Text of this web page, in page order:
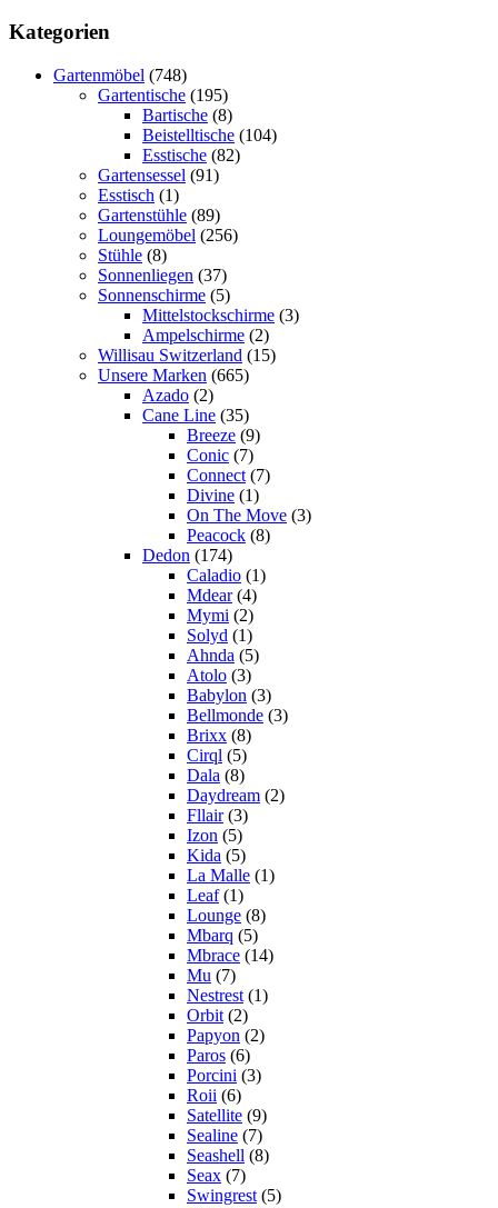
Kategorien
Gartenmöbel (748)
Gartentische (195)
Bartische (8)
Beistelltische (104)
Esstische (82)
Gartensessel (91)
Esstisch (1)
Gartenstühle (89)
Loungemöbel (256)
Stühle (8)
Sonnenliegen (37)
Sonnenschirme (5)
Mittelstockschirme (3)
Ampelschirme (2)
Willisau Switzerland (15)
Unsere Marken (665)
Azado (2)
Cane Line (35)
Breeze (9)
Conic (7)
Connect (7)
Divine (1)
On The Move (3)
Peacock (8)
Dedon (174)
Caladio (1)
Mdear (4)
Mymi (2)
Solyd (1)
Ahnda (5)
Atolo (3)
Babylon (3)
Bellmonde (3)
Brixx (8)
Cirql (5)
Dala (8)
Daydream (2)
Fllair (3)
Izon (5)
Kida (5)
La Malle (1)
Leaf (1)
Lounge (8)
Mbarq (5)
Mbrace (14)
Mu (7)
Nestrest (1)
Orbit (2)
Papyon (2)
Paros (6)
Porcini (3)
Roii (6)
Satellite (9)
Sealine (7)
Seashell (8)
Seax (7)
Swingrest (5)